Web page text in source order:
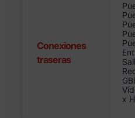
Conexiones
traseras
x